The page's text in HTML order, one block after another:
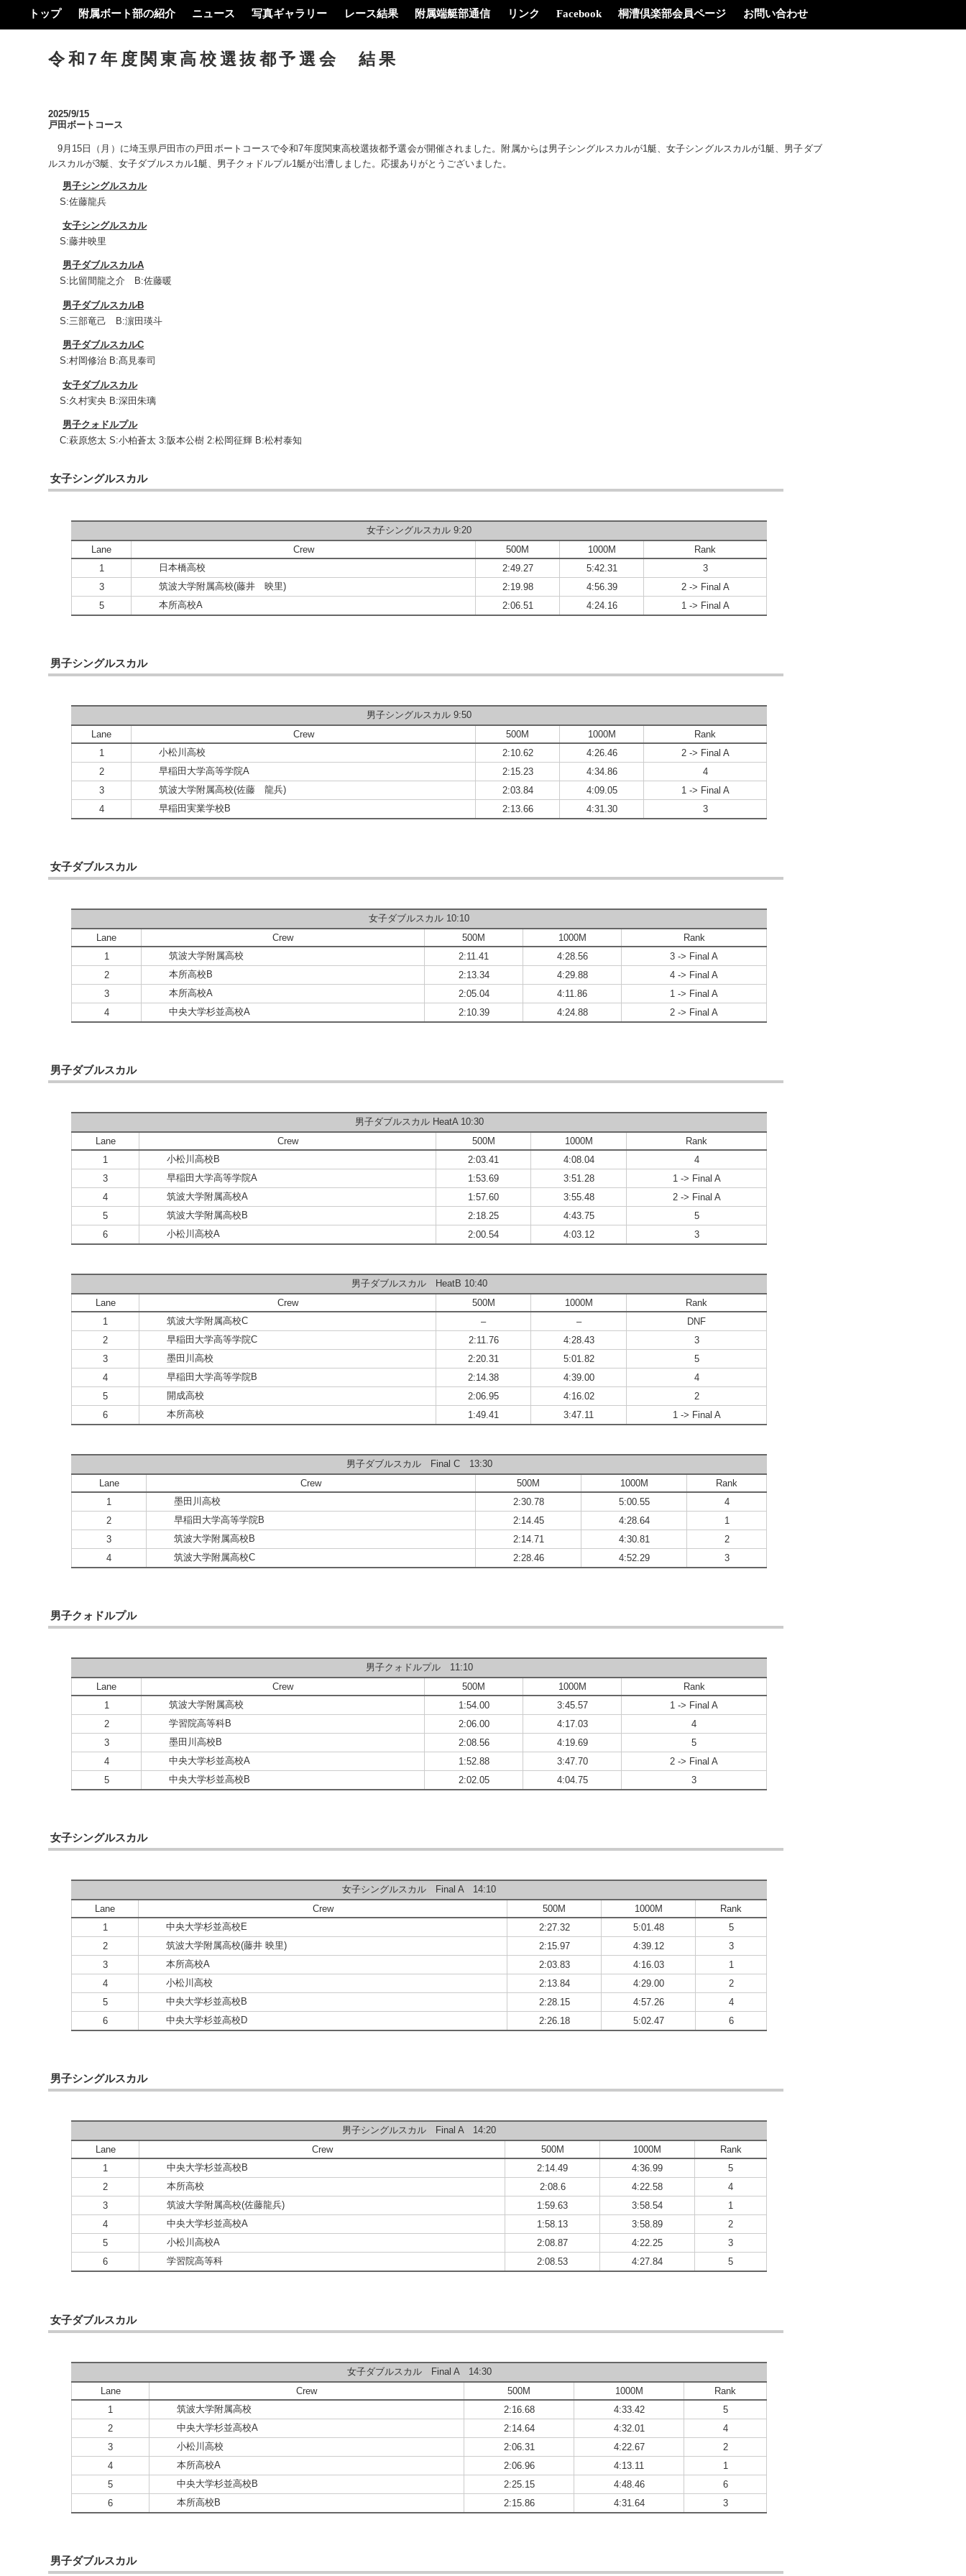
トップ 附属ボート部の紹介 ニュース 写真ギャラリー レース結果 附属端艇部通信 リンク Facebook 桐漕倶楽部会員ページ お問い合わせ
令和7年度関東高校選抜都予選会 結果
2025/9/15
戸田ボートコース
9月15日（月）に埼玉県戸田市の戸田ボートコースで令和7年度関東高校選抜都予選会が開催されました。附属からは男子シングルスカルが1艇、女子シングルスカルが1艇、男子ダブ
ルスカルが3艇、女子ダブルスカル1艇、男子クォドルプル1艇が出漕しました。応援ありがとうございました。
男子シングルスカル
S:佐藤龍兵
女子シングルスカル
S:藤井映里
男子ダブルスカルA
S:比留間龍之介 B:佐藤暖
男子ダブルスカルB
S:三部竜己 B:濵田瑛斗
男子ダブルスカルC
S:村岡修治 B:髙見泰司
女子ダブルスカル
S:久村実央 B:深田朱璃
男子クォドルプル
C:萩原悠太 S:小柏蒼太 3:阪本公樹 2:松岡征輝 B:松村泰知
女子シングルスカル
女子シングルスカル 9:20
Lane
Crew 500M 1000M
Rank
1
日本橋高校 2:49.27 5:42.31
3
3
筑波大学附属高校(藤井 映里) 2:19.98 4:56.39
2 -> Final A
5
本所高校A 2:06.51 4:24.16 1 -> Final A
男子シングルスカル
男子シングルスカル 9:50
Lane
Crew 500M 1000M
Rank
1
小松川高校 2:10.62 4:26.46
2 -> Final A
2
早稲田大学高等学院A 2:15.23 4:34.86
4
3
筑波大学附属高校(佐藤 龍兵) 2:03.84 4:09.05
1 -> Final A
4
早稲田実業学校B 2:13.66 4:31.30 3
女子ダブルスカル
女子ダブルスカル 10:10
Lane
Crew 500M 1000M
Rank
1
筑波大学附属高校 2:11.41 4:28.56
3 -> Final A
2
本所高校B 2:13.34 4:29.88
4 -> Final A
3
本所高校A 2:05.04 4:11.86
1 -> Final A
4
中央大学杉並高校A 2:10.39 4:24.88 2 -> Final A
男子ダブルスカル
男子ダブルスカル HeatA 10:30
Lane
Crew 500M 1000M
Rank
1
小松川高校B 2:03.41 4:08.04
4
3
早稲田大学高等学院A 1:53.69 3:51.28
1 -> Final A
4
筑波大学附属高校A 1:57.60 3:55.48
2 -> Final A
5
筑波大学附属高校B 2:18.25 4:43.75
5
6
小松川高校A 2:00.54 4:03.12 3
男子ダブルスカル HeatB 10:40
Lane
Crew 500M 1000M
Rank
1
筑波大学附属高校C – –
DNF
2
早稲田大学高等学院C 2:11.76 4:28.43
3
3
墨田川高校 2:20.31 5:01.82
5
4
早稲田大学高等学院B 2:14.38 4:39.00
4
5
開成高校 2:06.95 4:16.02
2
6
本所高校 1:49.41 3:47.11 1 -> Final A
男子ダブルスカル Final C 13:30
Lane
Crew 500M 1000M
Rank
1
墨田川高校 2:30.78 5:00.55
4
2
早稲田大学高等学院B 2:14.45 4:28.64
1
3
筑波大学附属高校B 2:14.71 4:30.81
2
4
筑波大学附属高校C 2:28.46 4:52.29 3
男子クォドルプル
男子クォドルプル 11:10
Lane
Crew 500M 1000M
Rank
1
筑波大学附属高校 1:54.00 3:45.57
1 -> Final A
2
学習院高等科B 2:06.00 4:17.03
4
3
墨田川高校B 2:08.56 4:19.69
5
4
中央大学杉並高校A 1:52.88 3:47.70
2 -> Final A
5
中央大学杉並高校B 2:02.05 4:04.75 3
女子シングルスカル
女子シングルスカル Final A 14:10
Lane
Crew 500M 1000M
Rank
1
中央大学杉並高校E 2:27.32 5:01.48
5
2
筑波大学附属高校(藤井 映里) 2:15.97 4:39.12
3
3
本所高校A 2:03.83 4:16.03
1
4
小松川高校 2:13.84 4:29.00
2
5
中央大学杉並高校B 2:28.15 4:57.26
4
6
中央大学杉並高校D 2:26.18 5:02.47 6
男子シングルスカル
男子シングルスカル Final A 14:20
Lane
Crew 500M 1000M
Rank
1
中央大学杉並高校B 2:14.49 4:36.99
5
2
本所高校 2:08.6 4:22.58
4
3
筑波大学附属高校(佐藤龍兵) 1:59.63 3:58.54
1
4
中央大学杉並高校A 1:58.13 3:58.89
2
5
小松川高校A 2:08.87 4:22.25
3
6
学習院高等科 2:08.53 4:27.84 5
女子ダブルスカル
女子ダブルスカル Final A 14:30
Lane
Crew 500M 1000M
Rank
1
筑波大学附属高校 2:16.68 4:33.42
5
2
中央大学杉並高校A 2:14.64 4:32.01
4
3
小松川高校 2:06.31 4:22.67
2
4
本所高校A 2:06.96 4:13.11
1
5
中央大学杉並高校B 2:25.15 4:48.46
6
6
本所高校B 2:15.86 4:31.64 3
男子ダブルスカル